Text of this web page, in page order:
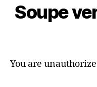
Soupe
You are